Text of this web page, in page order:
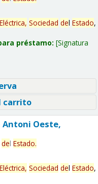
Eléctrica, Sociedad del Estado,
préstamo: Signatura
carrito
Oeste,
del Estado.
Eléctrica, Sociedad del Estado,